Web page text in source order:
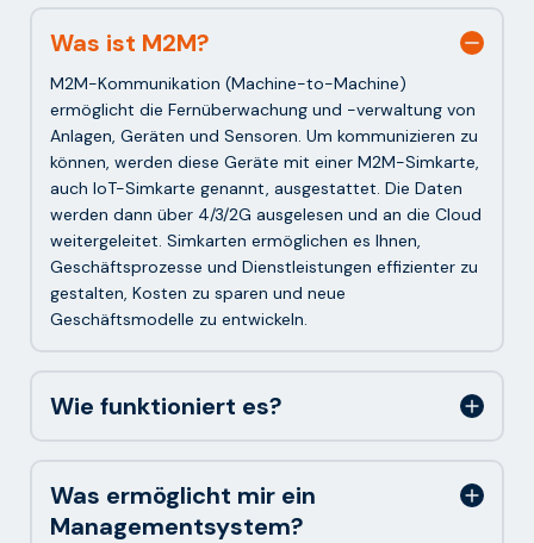
Was ist M2M?
M2M-Kommunikation (Machine-to-Machine)
ermöglicht die Fernüberwachung und -verwaltung von
Anlagen, Geräten und Sensoren. Um kommunizieren zu
können, werden diese Geräte mit einer M2M-Simkarte,
auch IoT-Simkarte genannt, ausgestattet. Die Daten
werden dann über 4/3/2G ausgelesen und an die Cloud
weitergeleitet. Simkarten ermöglichen es Ihnen,
Geschäftsprozesse und Dienstleistungen effizienter zu
gestalten, Kosten zu sparen und neue
Geschäftsmodelle zu entwickeln.
Wie funktioniert es?
Was ermöglicht mir ein
Managementsystem?